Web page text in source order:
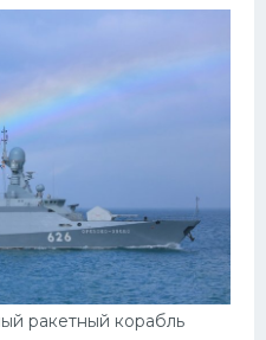
ракетный корабль